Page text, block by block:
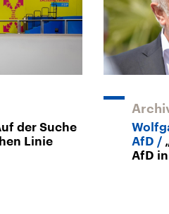
der Suche
Linie
AfD
AfD